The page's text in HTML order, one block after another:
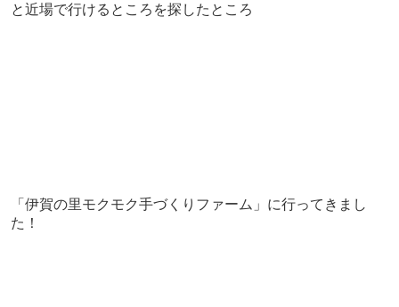
と近場で行けるところを探したところ
「伊賀の里モクモク手づくりファーム」に行ってきまし
た！